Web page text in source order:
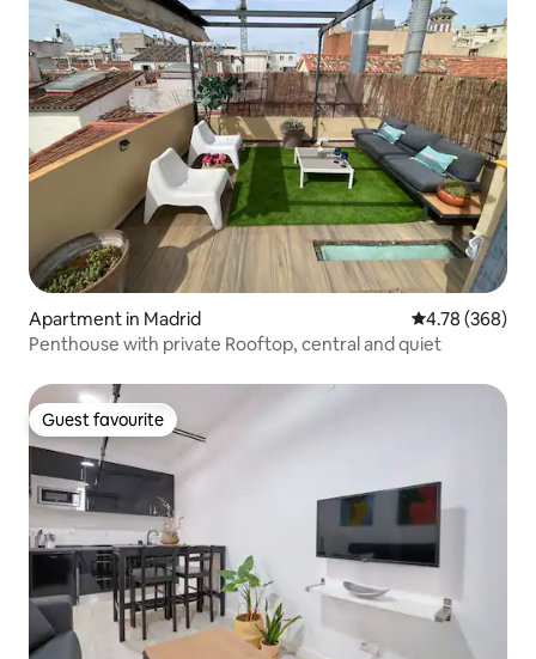
Apartment in Madrid 4.78 out of 5
4.78 (368)
Penthouse with private Rooftop, central and quiet
Guest favourite
Guest favourite